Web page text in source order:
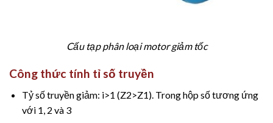
Cấu tạp phân loại motor giảm tốc
Công thức tính tỉ số truyền
Tỷ số truyền giảm: i>1 (Z2>Z1). Trong hộp số tương ứng
với 1, 2 và 3